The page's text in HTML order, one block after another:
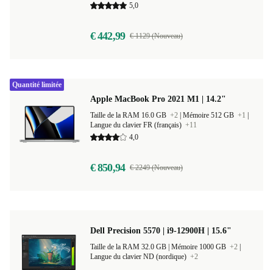
5,0
€ 442,99 € 1129 (Nouveau)
Apple MacBook Pro 2021 M1 | 14.2"
Taille de la RAM 16.0 GB +2 Mémoire 512 GB +1
Langue du clavier FR (français) +11
4,0
€ 850,94 € 2249 (Nouveau)
Quantité limitée
Dell Precision 5570 | i9-12900H | 15.6"
Mémoire 1000 GB +2
Langue du clavier ND (nordique) +2